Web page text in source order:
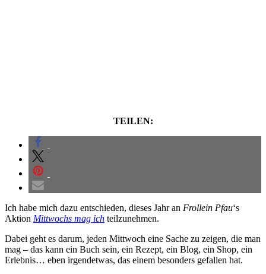
TEILEN:
Ich habe mich dazu entschieden, dieses Jahr an Frollein Pfau‘s
Aktion Mittwochs mag ich teilzunehmen.
Dabei geht es darum, jeden Mittwoch eine Sache zu zeigen, die man
mag – das kann ein Buch sein, ein Rezept, ein Blog, ein Shop, ein
Erlebnis… eben irgendetwas, das einem besonders gefallen hat.